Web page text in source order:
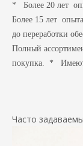
* Более 20 лет
Более 15 лет
до переработки
Полный
покупка. *
Часто